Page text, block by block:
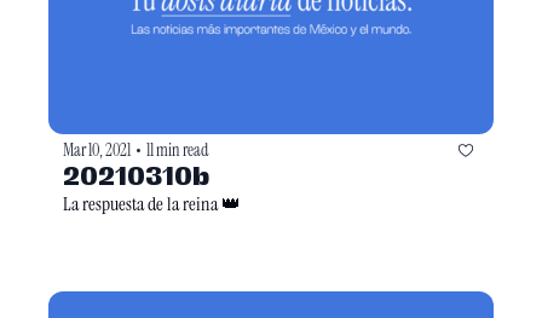
Mar 10, 2021 • 11 min read
20210310b
La respuesta de la reina 👑